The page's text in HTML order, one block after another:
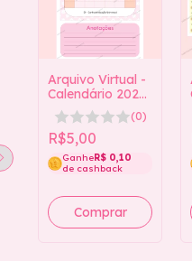
Arquivo Virtual -
Calendário 2026
tamanho A4
Rosa
(0)
R$5,00
GanheR$ 0,10
de cashback